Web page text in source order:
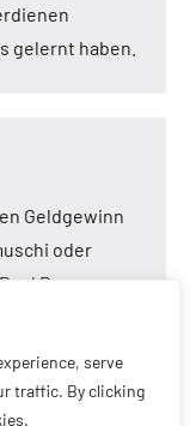
serve
traffic. By clicking
gelernt haben.
Geldgewinn
oder
Dong –
einfällt –